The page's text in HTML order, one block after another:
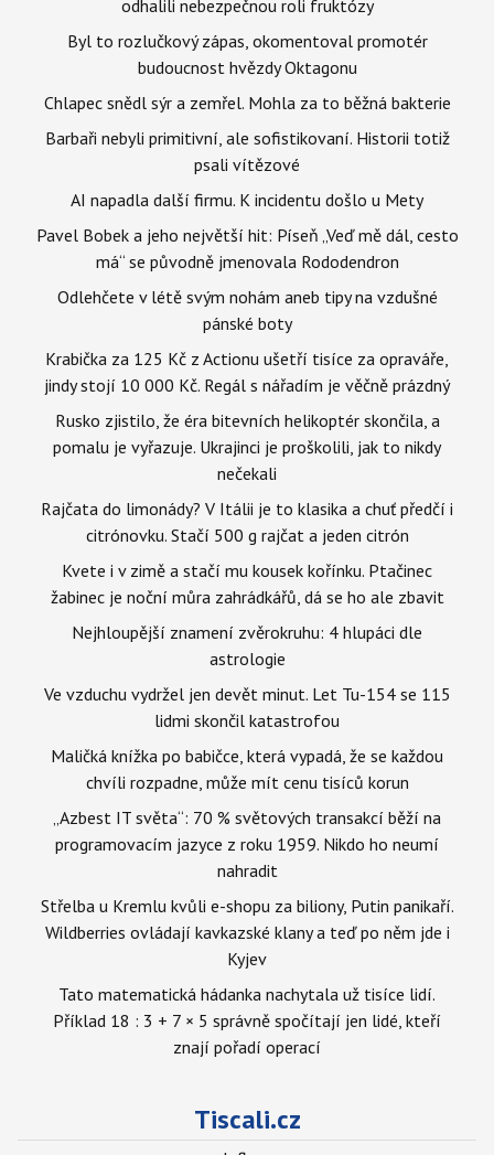
odhalili nebezpečnou roli fruktózy
Byl to rozlučkový zápas, okomentoval promotér
budoucnost hvězdy Oktagonu
Chlapec snědl sýr a zemřel. Mohla za to běžná bakterie
Barbaři nebyli primitivní, ale sofistikovaní. Historii totiž
psali vítězové
AI napadla další firmu. K incidentu došlo u Mety
Pavel Bobek a jeho největší hit: Píseň „Veď mě dál, cesto
má“ se původně jmenovala Rododendron
Odlehčete v létě svým nohám aneb tipy na vzdušné
pánské boty
Krabička za 125 Kč z Actionu ušetří tisíce za opraváře,
jindy stojí 10 000 Kč. Regál s nářadím je věčně prázdný
Rusko zjistilo, že éra bitevních helikoptér skončila, a
pomalu je vyřazuje. Ukrajinci je proškolili, jak to nikdy
nečekali
Rajčata do limonády? V Itálii je to klasika a chuť předčí i
citrónovku. Stačí 500 g rajčat a jeden citrón
Kvete i v zimě a stačí mu kousek kořínku. Ptačinec
žabinec je noční můra zahrádkářů, dá se ho ale zbavit
Nejhloupější znamení zvěrokruhu: 4 hlupáci dle
astrologie
Ve vzduchu vydržel jen devět minut. Let Tu-154 se 115
lidmi skončil katastrofou
Maličká knížka po babičce, která vypadá, že se každou
chvíli rozpadne, může mít cenu tisíců korun
„Azbest IT světa“: 70 % světových transakcí běží na
programovacím jazyce z roku 1959. Nikdo ho neumí
nahradit
Střelba u Kremlu kvůli e-shopu za biliony, Putin panikaří.
Wildberries ovládají kavkazské klany a teď po něm jde i
Kyjev
Tato matematická hádanka nachytala už tisíce lidí.
Příklad 18 : 3 + 7 × 5 správně spočítají jen lidé, kteří
znají pořadí operací
Tiscali.cz